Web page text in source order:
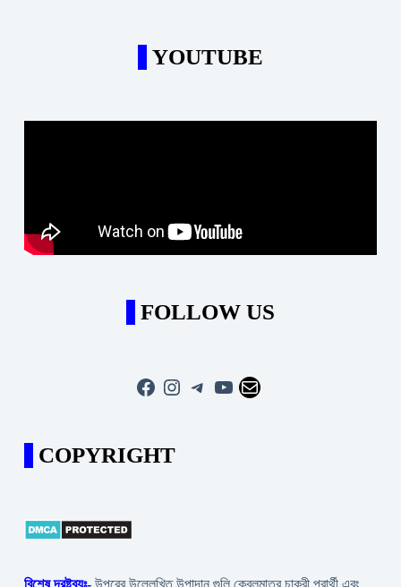
YOUTUBE
FOLLOW US
Facebook
Instagram
Telegram
YouTube
Mail
COPYRIGHT